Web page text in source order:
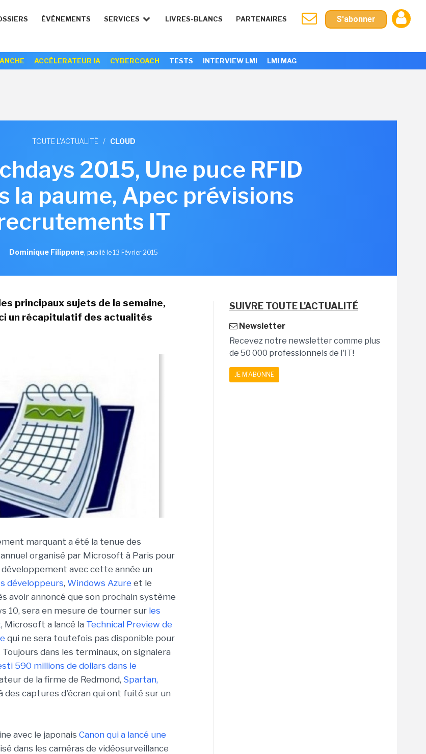
ÉVÉNEMENTS SERVICES LIVRES-BLANCS PARTENAIRES S'abonner
ACCÉLERATEUR IA CYBERCOACH TESTS INTERVIEW LMI LMI MAG
TOUTE L'ACTUALITÉ / CLOUD
2015, Une puce RFID
la paume, Apec prévisions
IT
Dominique Filippone, publié le 13 Février 2015
principaux sujets de la semaine,
un récapitulatif des actualités
marquant a été la tenue des
organisé par Microsoft à Paris pour
avec cette année un
développeurs, Windows Azure et le
avoir annoncé que son prochain système
10, sera en mesure de tourner sur les
, Microsoft a lancé la Technical Preview de
qui ne sera toutefois pas disponible pour
dans les terminaux, on signalera
590 millions de dollars dans le
de la firme de Redmond, Spartan,
des captures d'écran qui ont fuité sur un
avec le japonais Canon qui a lancé une
dans les caméras de vidéosurveillance
SUIVRE TOUTE L'ACTUALITÉ
Newsletter
Recevez notre newsletter comme plus
de 50 000 professionnels de l'IT!
JE M'ABONNE